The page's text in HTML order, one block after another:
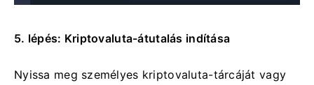
5. lépés: Kriptovaluta-átutalás indítása
Nyissa meg személyes kriptovaluta-tárcáját vagy